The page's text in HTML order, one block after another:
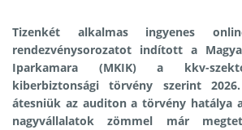
Tizenkét alkalmas ingyenes
rendezvénysorozatot indított a
Iparkamara (MKIK) a kkv-
kiberbiztonsági törvény szerint
átesniük az auditon a törvény hatálya
nagyvállalatok zömmel már